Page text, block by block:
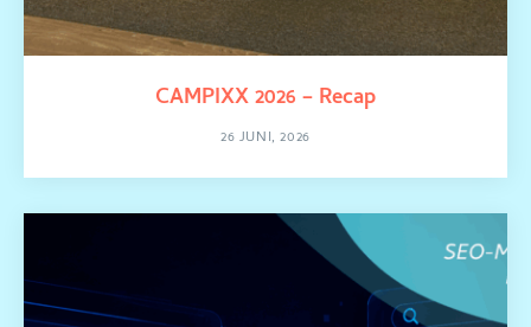
CAMPIXX 2026 – Recap
26 JUNI, 2026